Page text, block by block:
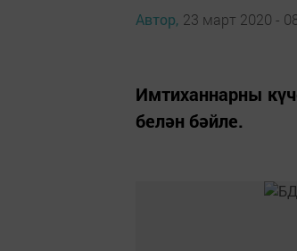
Автор, 23 март 2020 -
Имтиханнарны
белән бәйле.